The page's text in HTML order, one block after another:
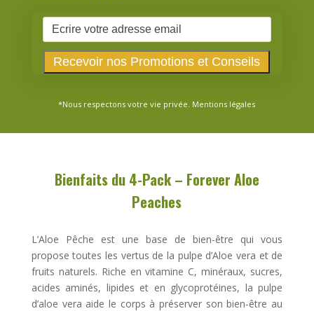
*Nous respectons votre vie privée. Mentions légales
Bienfaits du 4-Pack – Forever Aloe
Peaches
L’Aloe Pêche est une base de bien-être qui vous
propose toutes les vertus de la pulpe d’Aloe vera et de
fruits naturels. Riche en vitamine C, minéraux, sucres,
acides aminés, lipides et en glycoprotéines, la pulpe
d’aloe vera aide le corps à préserver son bien-être au